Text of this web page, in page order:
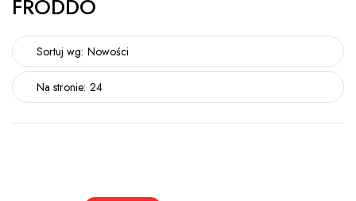
FRODDO
Sortuj wg: Nowości
Na stronie: 24